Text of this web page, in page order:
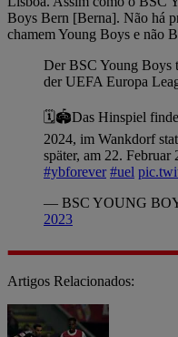
Boys Bern [Berna]. Não há
chamem Young Boys e não
Der BSC Young Boys
der UEFA Europa
🗓️🏟️Das Hinspiel
2024, im Wankdorf
später, am 22. Februar
#ybforever #uel
— BSC YOUNG
2023
Artigos Relacionados: